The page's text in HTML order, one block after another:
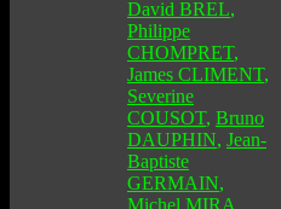
David BREL,
Philippe
CHOMPRET,
James CLIMENT,
Severine
COUSOT, Bruno
DAUPHIN, Jean-
Baptiste
GERMAIN,
Michel MIRA